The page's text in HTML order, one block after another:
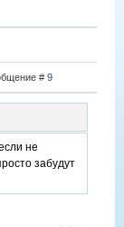
# 9
не
забудут